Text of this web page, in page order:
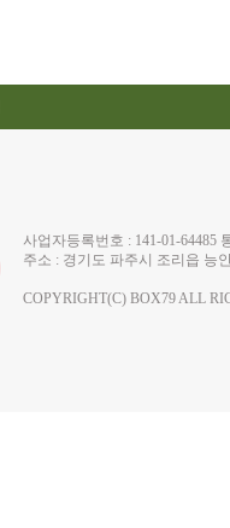
사업자등록번호 : 141-01-
주소 : 경기도 파주시 조리읍 능
COPYRIGHT(C) BOX79 ALL